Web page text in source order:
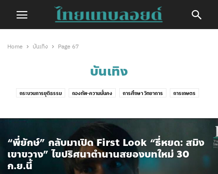
Home บันเทิง Page 67
บันเทิง
กระบวนการยุติธรรม กองทัพ-ความมั่นคง การศึกษา วิทยาการ
การเกษตร
วัฒนธรรม-ประเพณี
วีดีโอ สังคม
สิทธิมนุษยชน-ความเท่าเทียม
อุบัติเหตุ-ภัยพิบัติ เด็กและเยาวชน
เศรษฐกิจ-การเงิน
ไลฟ์สไตล์
“พี่ยักษ์” กลับมาเปิด First Look “ธี่หยด: สมิง
เขาขวาง” ไขปริศนาตำนานสยองบทใหม่ 30
ก.ย.นี้